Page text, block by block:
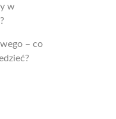
w
– co